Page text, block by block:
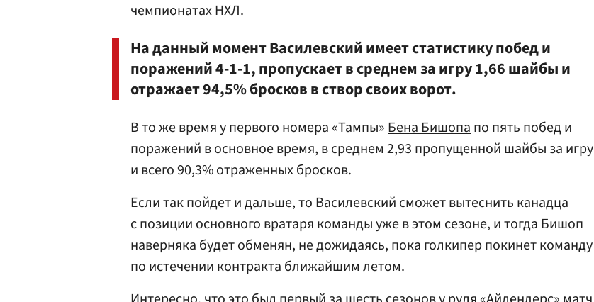
чемпионатах НХЛ.
На данный момент Василевский имеет статистику побед и
поражений 4-1-1, пропускает в среднем за игру 1,66 шайбы и
отражает 94,5% бросков в створ своих ворот.
В то же время у первого номера «Тампы»Бена Бишопапо пять побед и
поражений в основное время, в среднем 2,93 пропущенной шайбы за игру
и всего 90,3% отраженных бросков.
Если так пойдет и дальше, то Василевский сможет вытеснить канадца
с позиции основного вратаря команды уже в этом сезоне, и тогда Бишоп
наверняка будет обменян, не дожидаясь, пока голкипер покинет команду
по истечении контракта ближайшим летом.